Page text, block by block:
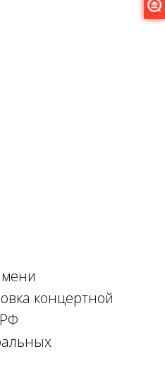
концертной